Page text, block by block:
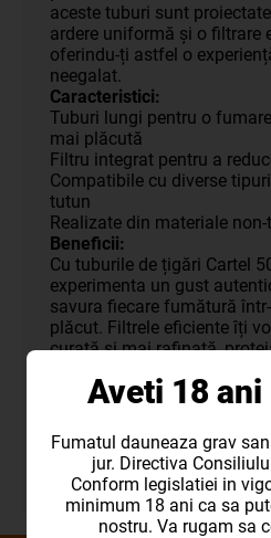
aceste tuburi sunt
ardere uniformă și o filtrare
oferindu-ți astfel o
neegalat.
Caracteristici:
Tuburi lungi pentru o
mai plăcută
Filtru integrat pentru a
Compatibile cu diverse
tutun
Realizate din materiale
Beneficii:
Cu tuburile de țigări Cartel
experimenta un gust
savura fiecare fumătură
plăcut. Filtrele eficiente îți
curată și mai rafinată,
Indiferent dacă ești un
un utilizator ocazional,
lung filtru sunt alegerea
experiență de fumat de
compromisuri.
Aveti 18
Fumatul dauneaza grav
jur. Directiva
Conform legislatiei in
minimum 18 ani ca sa
nostru. Va rugam sa